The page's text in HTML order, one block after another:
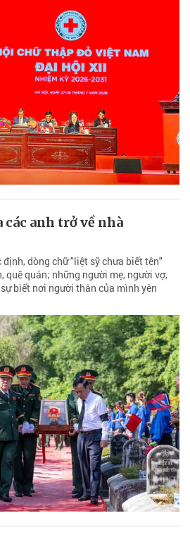
các anh trở về nhà
dòng chữ "liệt sỹ chưa biết tên"
quê quán; những người mẹ, người vợ,
biết nơi người thân của mình yên